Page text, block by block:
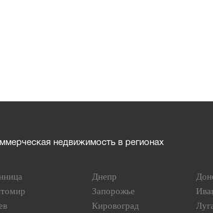
недвижимость в регионах
Днепр
Запорожье
Кировоград